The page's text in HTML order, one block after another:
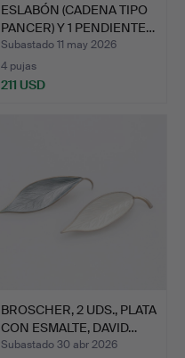
ESLABÓN (CADENA TIPO
PANCER) Y 1 PENDIENTE…
Subastado 11 may 2026
4 pujas
211 USD
BROSCHER, 2 UDS., PLATA
CON ESMALTE, DAVID…
Subastado 30 abr 2026